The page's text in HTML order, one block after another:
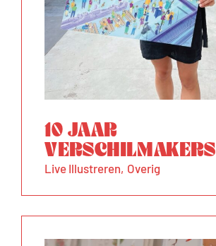
10 JAAR
VERSCHILMAKERS
Live Illustreren Overig